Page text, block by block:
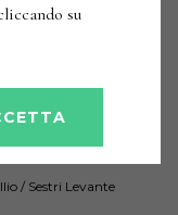
/ Sestri Levante
/ Sestri Levante
su